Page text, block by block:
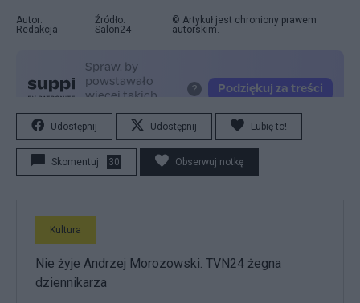
Autor:
Redakcja
Źródło:
Salon24
© Artykuł jest chroniony prawem
autorskim.
Udostępnij Udostępnij Lubię to!
Skomentuj 30 Obserwuj notkę
Kultura
Nie żyje Andrzej Morozowski. TVN24 żegna
dziennikarza